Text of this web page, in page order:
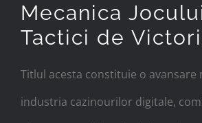
Mecanica
Tactici de
Titlul acesta constituie o avansare
industria cazinourilor digitale,